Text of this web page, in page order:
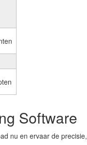
Software
nu en ervaar de precisie,